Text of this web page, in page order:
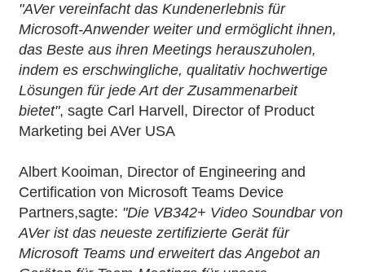
"AVer vereinfacht das Kundenerlebnis für
Microsoft-Anwender weiter und ermöglicht ihnen,
das Beste aus ihren Meetings herauszuholen,
indem es erschwingliche, qualitativ hochwertige
Lösungen für jede Art der Zusammenarbeit
bietet", sagte Carl Harvell, Director of Product
Marketing bei AVer USA
Albert Kooiman, Director of Engineering and
Certification von Microsoft Teams Device
Partners,sagte: "Die VB342+ Video Soundbar von
AVer ist das neueste zertifizierte Gerät für
Microsoft Teams und erweitert das Angebot an